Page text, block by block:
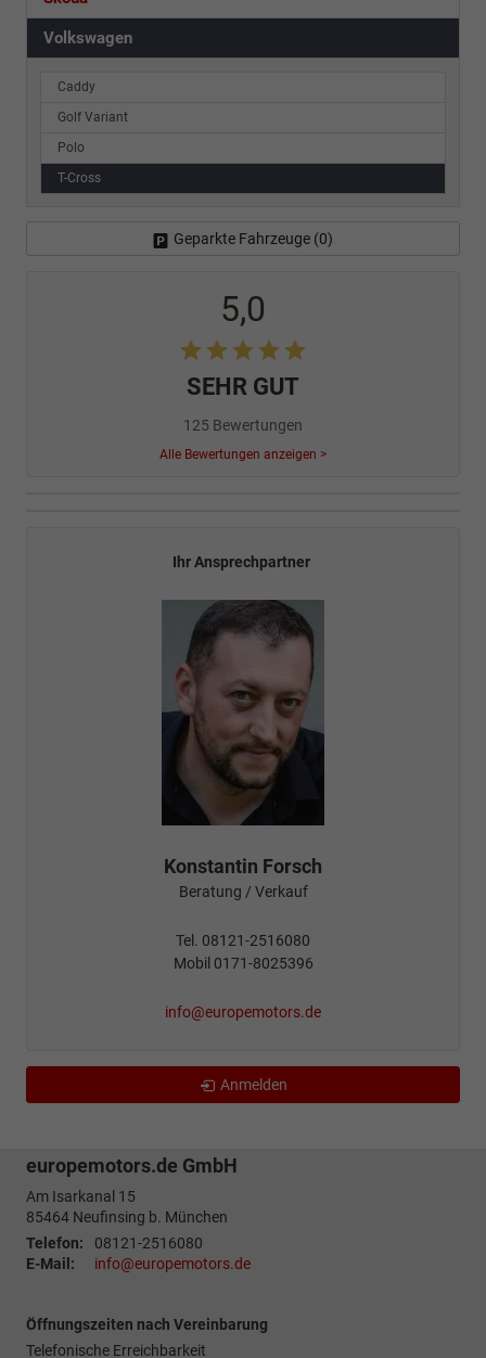
Volkswagen
Caddy
Golf Variant
Polo
T-Cross
Geparkte Fahrzeuge (0)
5,0
SEHR GUT
125 Bewertungen
Alle Bewertungen anzeigen >
Ihr Ansprechpartner
Konstantin Forsch
Beratung / Verkauf
Tel. 08121-2516080
Mobil 0171-8025396
info@europemotors.de
Anmelden
europemotors.de GmbH
Am Isarkanal 15
85464 Neufinsing b. München
Telefon:
08121-2516080
E-Mail:
info@europemotors.de
Öffnungszeiten nach Vereinbarung
Telefonische Erreichbarkeit